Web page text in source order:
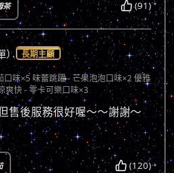
茶 (91)
） 長期主顧
口味×5 味蕾跳躍 - 芒果泡泡口味×2 優雅
爽快 - 零卡可樂口味×3
售後服務很好喔～～謝謝～
(120)